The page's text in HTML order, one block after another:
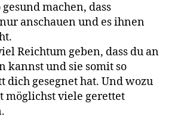
machen, dass
anschauen und es ihnen
Reichtum geben, dass du an
kannst und sie somit so
dich gesegnet hat. Und wozu
möglichst viele gerettet